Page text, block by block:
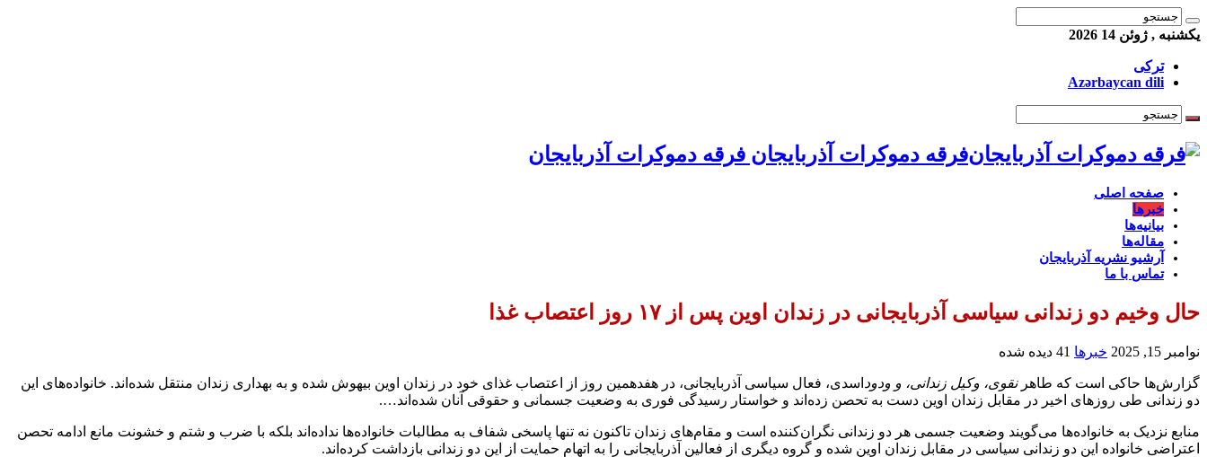
یکشنبه , ژوئن 14 2026
ترکی
Azərbaycan dili
فرقه دموکرات آذربایجان فرقه دموکرات آذربایجان
صفحه اصلی
خبرها
بیانیه‌ها
مقاله‌ها
آرشیو نشریه آذربایجان
تماس با ما
حال وخیم دو زندانی سیاسی آذربایجانی در زندان اوین پس از ۱۷ روز اعتصاب غذا
نوامبر 15, 2025 خبرها 41 دیده شده
گزارش‌ها حاکی است که طاهر نقوی، وکیل زندانی، و ودود اسدی، فعال سیاسی آذربایجانی، در هفدهمین روز از اعتصاب غذای خود در زندان اوین بیهوش شده و به بهداری زندان منتقل شده‌اند. خانواده‌های این
دو زندانی طی روزهای اخیر در مقابل زندان اوین دست به تحصن زده‌اند و خواستار رسیدگی فوری به وضعیت جسمانی و حقوقی آنان شده‌اند….
منابع نزدیک به خانواده‌ها می‌گویند وضعیت جسمی هر دو زندانی نگران‌کننده است و مقام‌های زندان تاکنون نه تنها پاسخی شفاف به مطالبات خانواده‌ها نداده‌اند بلکه با ضرب و شتم و خشونت مانع ادامه تحصن
اعتراضی خانواده این دو زندانی سیاسی در مقابل زندان اوین شده و گروه دیگری از فعالین آذربایجانی را به اتهام حمایت از این دو زندانی بازداشت کرده‌اند.